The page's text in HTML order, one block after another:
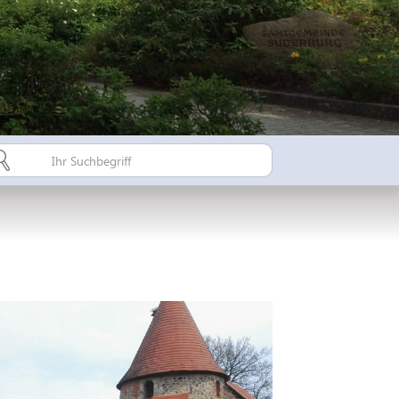
Land
Bürgerinfo A-Z
Dorfregion /
Suderburg - Stahlbachtal